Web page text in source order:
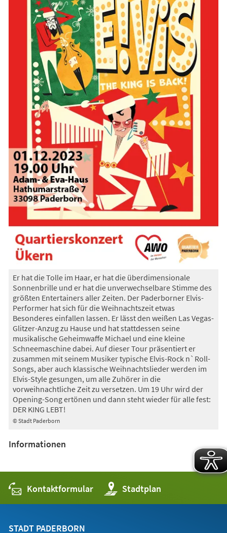
© Stadt Paderborn
Er hat die Tolle im Haar, er hat die überdimensionale
Sonnenbrille und er hat die unverwechselbare Stimme des
größten Entertainers aller Zeiten. Der Paderborner Elvis-
Performer hat sich für die Weihnachtszeit etwas
Besonderes einfallen lassen. Er lässt den weißen Las Vegas-
Glitzer-Anzug zu Hause und hat stattdessen seine
musikalische Geheimwaffe Michael und eine kleine
Schneemaschine dabei. Auf dieser Tour präsentiert er
zusammen mit seinem Musiker typische Elvis-Rock n`Roll-
Songs, aber auch klassische Weihnachtslieder werden im
Elvis-Style gesungen, um alle Zuhörer in die
vorweihnachtliche Zeit zu versetzen. Um 19 Uhr wird der
Opening-Song ertönen und dann steht wieder für alle fest:
DER KING LEBT!
Informationen
Kontaktformular Stadtplan
(Öffnet
in
einem
STADT PADERBORN